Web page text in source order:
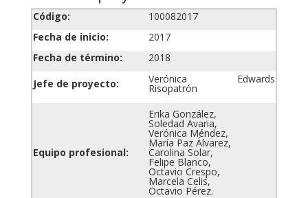
Código:
100082017
Fecha de inicio:
2017
Fecha de término:
2018
Jefe de proyecto:
Verónica Edwards
Risopatrón
Equipo profesional:
Erika González,
Soledad Avaria,
Verónica Méndez,
María Paz Álvarez,
Carolina Solar,
Felipe Blanco,
Octavio Crespo,
Marcela Celis,
Octavio Pérez.